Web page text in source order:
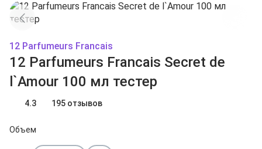
12 Parfumeurs Francais
12 Parfumeurs Francais Secret de
l`Amour 100 мл тестер
4.3 195 отзывов
Объем